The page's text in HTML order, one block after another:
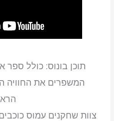
תוכן בונוס: כולל ספר
המשפרים את
צוות שחקנים עמוס